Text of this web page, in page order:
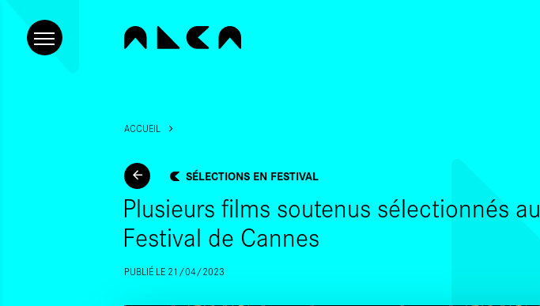
ACCUEIL
SÉLECTIONS EN FESTIVAL
Plusieurs films soutenus sélectionnés au
Festival de Cannes
PUBLIÉ LE 21/04/2023